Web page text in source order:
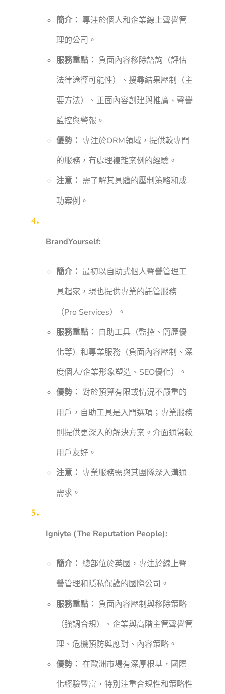
簡介： 專注於個人和企業線上聲譽管
理的公司。
服務重點： 負面內容移除諮詢（評估
法律途徑可能性）、搜尋結果壓制（主
要方法）、正面內容創建與推廣、聲譽
監控與警報。
優勢： 專注於ORM領域，提供較專門
的服務，有處理複雜案例的經驗。
注意： 需了解其具體的壓制策略和成
功案例。
BrandYourself:
簡介： 最初以自助式個人聲譽管理工
具起家，現也提供專業的託管服務
（Pro Services）。
服務重點： 自助工具（監控、簡歷優
化等）和專業服務（負面內容壓制、深
度個人/企業形象塑造、SEO優化）。
優勢： 對於預算有限或情況不嚴重的
用戶，自助工具是入門選項；專業服務
則提供更深入的解決方案。介面通常較
用戶友好。
注意： 專業服務需與其團隊深入溝通
需求。
Igniyte (The Reputation People):
簡介： 總部位於英國，專注於線上聲
譽管理和隱私保護的國際公司。
服務重點： 負面內容壓制與移除策略
（強調合規）、企業與高階主管聲譽管
理、危機預防與應對、內容策略。
優勢： 在歐洲市場有深厚根基，國際
化經驗豐富，特別注重合規性和策略性